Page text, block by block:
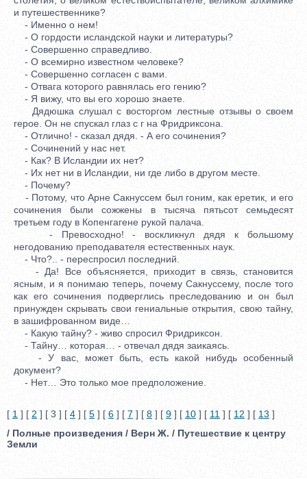
и путешественнике?
- Именно о нем!
- О гордости исландской науки и литературы?
- Совершенно справедливо.
- О всемирно известном человеке?
- Совершенно согласен с вами.
- Отвага которого равнялась его гению?
- Я вижу, что вы его хорошо знаете.
Дядюшка слушал с восторгом лестные отзывы о своем
герое. Он не спускал глаз с г на Фридриксона.
- Отлично! - сказал дядя. - А его сочинения?
- Сочинений у нас нет.
- Как? В Исландии их нет?
- Их нет ни в Исландии, ни где либо в другом месте.
- Почему?
- Потому, что Арне Сакнуссем был гоним, как еретик, и его
сочинения были сожжены в тысяча пятьсот семьдесят
третьем году в Копенгагене рукой палача.
- Превосходно! - воскликнул дядя к большому
негодованию преподавателя естественных наук.
- Что?.. - переспросил последний.
- Да! Все объясняется, приходит в связь, становится
ясным, и я понимаю теперь, почему Сакнуссему, после того
как его сочинения подверглись преследованию и он был
принужден скрывать свои гениальные открытия, свою тайну,
в зашифрованном виде…
- Какую тайну? - живо спросил Фридриксон.
- Тайну… которая… - отвечал дядя заикаясь.
- У вас, может быть, есть какой нибудь особенный
документ?
- Нет… Это только мое предположение.
[ 1 ] [ 2 ] [ 3 ] [ 4 ] [ 5 ] [ 6 ] [ 7 ] [ 8 ] [ 9 ] [ 10 ] [ 11 ] [ 12 ] [ 13 ]
/ Полные произведения / Верн Ж. / Путешествие к центру
Земли